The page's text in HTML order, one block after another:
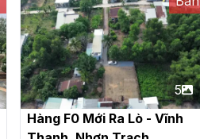
5
Hàng F0 Mới Ra Lò - Vĩnh